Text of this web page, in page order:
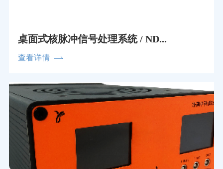
桌面式核脉冲信号处理系统 / ND...
查看详情